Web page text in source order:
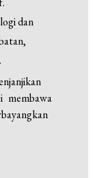
dan
membawa